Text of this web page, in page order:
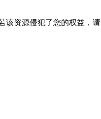
该资源侵犯了您的权益，请